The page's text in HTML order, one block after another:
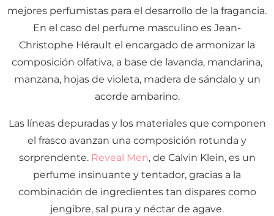
mejores perfumistas para el desarrollo de la fragancia.
En el caso del perfume masculino es Jean-
Christophe Hérault el encargado de armonizar la
composición olfativa, a base de lavanda, mandarina,
manzana, hojas de violeta, madera de sándalo y un
acorde ambarino.
Las líneas depuradas y los materiales que componen
el frasco avanzan una composición rotunda y
sorprendente. Reveal Men, de Calvin Klein, es un
perfume insinuante y tentador, gracias a la
combinación de ingredientes tan dispares como
jengibre, sal pura y néctar de agave.